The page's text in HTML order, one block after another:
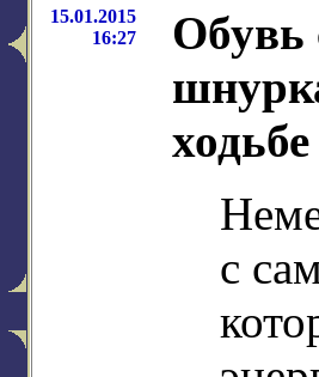
15.01.2015
16:27
Обувь
ходьбе
с